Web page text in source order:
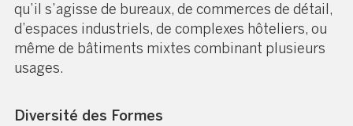
qu’il s’agisse de bureaux, de commerces de détail,
d’espaces industriels, de complexes hôteliers, ou
même de bâtiments mixtes combinant plusieurs
usages.
Diversité des Formes